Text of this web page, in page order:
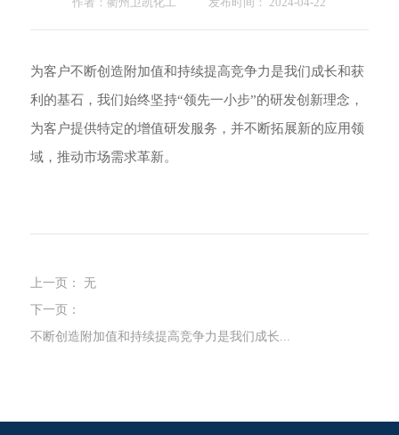
为客户不断创造附加值和持续提高竞争力是我们成长和获
利的基石，我们始终坚持“领先一小步”的研发创新理念，
为客户提供特定的增值研发服务，并不断拓展新的应用领
域，推动市场需求革新。
上一页： 无
下一页：
不断创造附加值和持续提高竞争力是我们成长...